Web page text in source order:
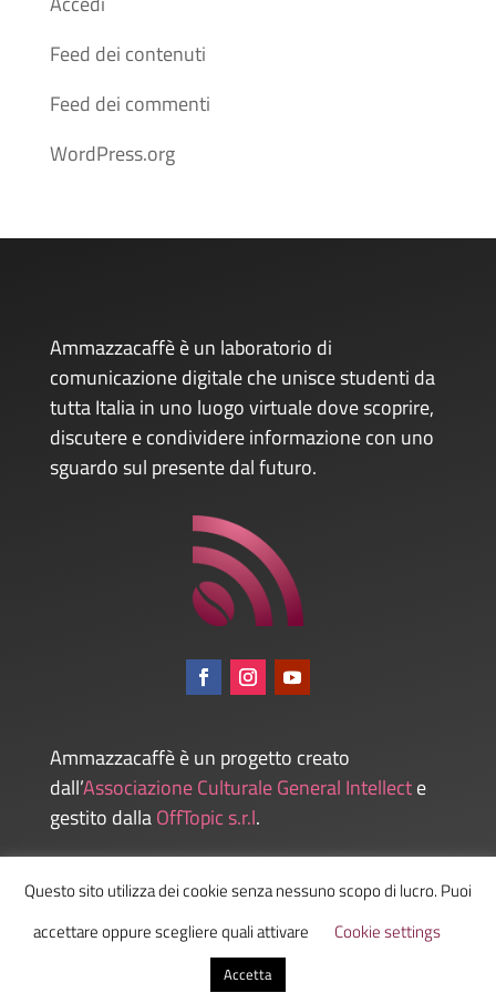
Feed dei contenuti
Feed dei commenti
WordPress.org
Ammazzacaffè è un laboratorio di
comunicazione digitale che unisce studenti da
tutta Italia in uno luogo virtuale dove scoprire,
discutere e condividere informazione con uno
sguardo sul presente dal futuro.
Ammazzacaffè è un progetto creato
dall’Associazione Culturale General Intellecte
gestito dallaOffTopic s.r.l.
Admin
Questo sito utilizza dei cookie senza nessuno scopo di lucro. Puoi
accettare oppure scegliere quali attivare
Cookie settings
Accetta